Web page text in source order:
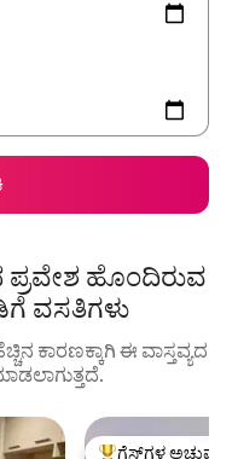
ಹೊಂದಿರುವ
ವಸತಿಗಳು
ಕಾರಣಕ್ಕಾಗಿ ಈ ವಾಸ್ತವ್ಯದ
ಗೆಸ್ಟ್‌ಗಳ